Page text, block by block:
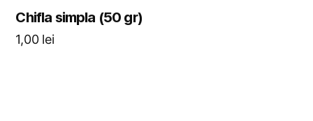
Chifla simpla (50 gr)
1,00 lei